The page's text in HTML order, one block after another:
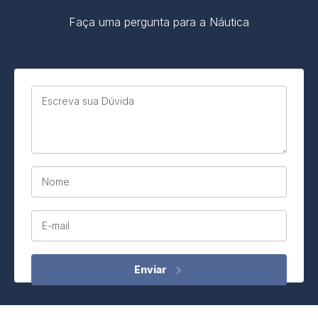
Faça uma pergunta para a Náutica
Escreva sua Dúvida
Nome
E-mail